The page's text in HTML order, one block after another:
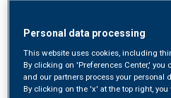
Synlab Santa
Personal data processing
This website uses cookies, including
By clicking on 'Preferences Center,' you
and our partners process your personal
By clicking on the 'x' at the top right,